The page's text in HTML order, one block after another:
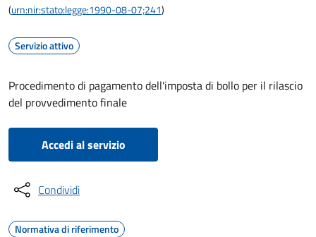
(urn:nir:stato:legge:1990-08-07;241)
Servizio attivo
Procedimento di pagamento dell'imposta di bollo per il rilascio
del provvedimento finale
Accedi al servizio
Condividi
Normativa di riferimento